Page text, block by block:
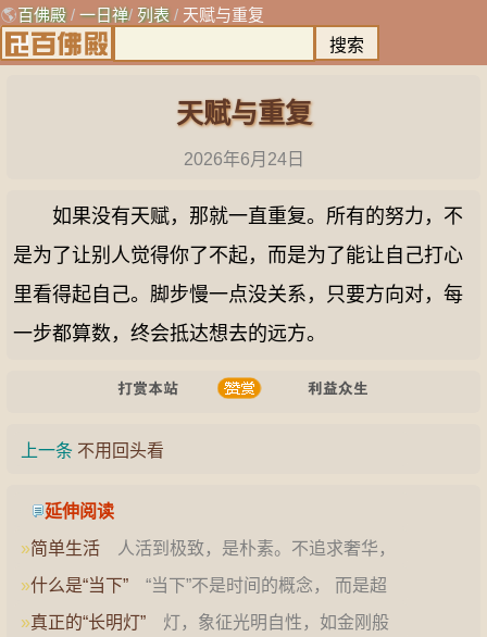
🌎百佛殿 / 一日禅/ 列表 / 天赋与重复
天赋与重复
2026年6月24日
如果没有天赋，那就一直重复。所有的努力，不
是为了让别人觉得你了不起，而是为了能让自己打心
里看得起自己。脚步慢一点没关系，只要方向对，每
一步都算数，终会抵达想去的远方。
上一条 不用回头看
延伸阅读
»简单生活 人活到极致，是朴素。不追求奢华，
不需要太多物质，只希望过…
»什么是“当下” “当下”不是时间的概念， 而是超
越二元的对立，是完…
»真正的“长明灯” 灯，象征光明自性，如金刚般